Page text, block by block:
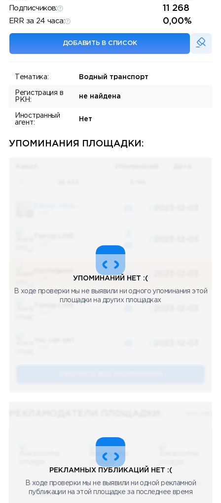
Подписчиков: 11 268
ERR за 24 часа: 0,00%
ДОБАВИТЬ В СПИСОК
Тематика: Водный транспорт
Регистрация в
РКН:
не найдена
Иностранный
агент:
Нет
УПОМИНАНИЯ ПЛОЩАДКИ:
48
48
УПОМИНАНИЙ НЕТ :(
В ходе проверки мы не выявили ни одного упоминания этой
площадки на других площадках
08.05.2023
Научный
08.05.2023
Научный
08.05.2023
Научный
РЕКЛАМНЫХ ПУБЛИКАЦИЙ НЕТ :(
В ходе проверки мы не выявили ни одной рекламной
публикации на этой площадке за последнее время